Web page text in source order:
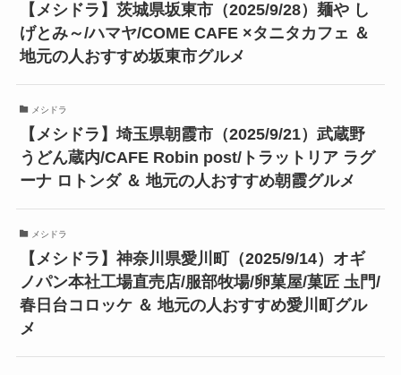
【メシドラ】茨城県坂東市（2025/9/28）麺や し
げとみ～/ハマヤ/COME CAFE ×タニタカフェ ＆
地元の人おすすめ坂東市グルメ
メシドラ
【メシドラ】埼玉県朝霞市（2025/9/21）武蔵野
うどん蔵内/CAFE Robin post/トラットリア ラグ
ーナ ロトンダ ＆ 地元の人おすすめ朝霞グルメ
メシドラ
【メシドラ】神奈川県愛川町（2025/9/14）オギ
ノパン本社工場直売店/服部牧場/卵菓屋/菓匠 圡門/
春日台コロッケ ＆ 地元の人おすすめ愛川町グル
メ